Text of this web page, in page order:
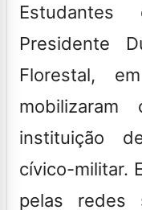
Presidente
Florestal,
instituição
cívico-militar.
pelas redes